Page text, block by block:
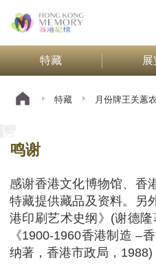
特藏 展
特藏 月份牌王关蕙农
鸣谢
感谢香港文化博物馆、香
特藏提供藏品及资料。另
港印刷艺术史纲》(谢德
《1900-1960香港制造 –
纳著，香港市政局，1988)